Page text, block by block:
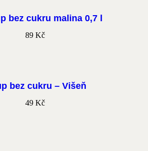
bez cukru malina 0,7 l
89 Kč
bez cukru – Višeň
49 Kč